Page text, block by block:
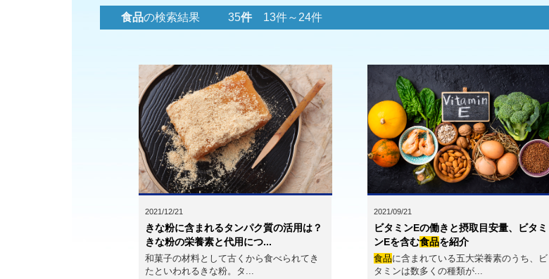
食品の検索結果 35件13件～24件
2021/12/21
きな粉に含まれるタンパク質の活用は？
きな粉の栄養素と代用につ...
和菓子の材料として古くから食べられてき
たといわれるきな粉。タ...
2021/09/21
ビタミンEの働きと摂取目安量、ビタミ
ンEを含む食品を紹介
食品に含まれている五大栄養素のうち、ビ
タミンは数多くの種類が...